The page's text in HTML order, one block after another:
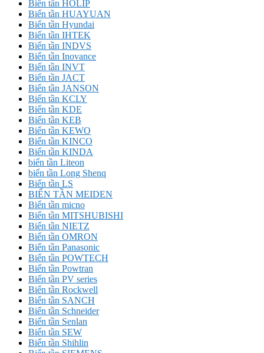
Biến tần HOLIP
Biến tần HUAYUAN
Biến tần Hyundai
Biến tần IHTEK
Biến tần INDVS
Biến tần Inovance
Biến tần INVT
Biến tần JACT
Biến tần JANSON
Biến tần KCLY
Biến tần KDE
Biến tần KEB
Biến tần KEWO
Biến tần KINCO
Biến tần KINDA
biến tần Liteon
biến tần Long Shenq
Biến tần LS
BIẾN TẦN MEIDEN
Biến tần micno
Biến tần MITSHUBISHI
Biến tần NIETZ
Biến tần OMRON
Biến tần Panasonic
Biến tần POWTECH
Biến tần Powtran
Biến tần PV series
Biến tần Rockwell
Biến tần SANCH
Biến tần Schneider
Biến tần Senlan
Biến tần SEW
Biến tần Shihlin